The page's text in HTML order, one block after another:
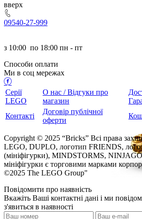
ерх
09540-27-999
з 10:00 по 18:00 пн - пт
Способи оплати
Ми в соц мережах
Серії
LEGO
О нас / Відгуки про
магазин
Контакті
Договір публічної
оферти
Copyright © 2025 “Bricks” Всі права
LEGO, DUPLO, логотип FRIENDS,
(мініфігурки), MINDSTORMS,
мініфігурки є торговими марками
©2025 The LEGO Group"
Повідомити про наявність
кажіть Ваші контактні дані і ми
з'явиться в наявності